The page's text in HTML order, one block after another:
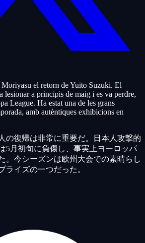
el retorn de Yuito Suzuki. El
lesionar a principis de maig i es va perdre,
League. Ha estat una de les grans
amb autèntiques exhibicions en
の復帰は非常に重要だ。日本人攻撃的
5月初旬に負傷し、事実上ヨーロッパ
。今シーズンは欧州大会での素晴らし
ライズの一つだった。